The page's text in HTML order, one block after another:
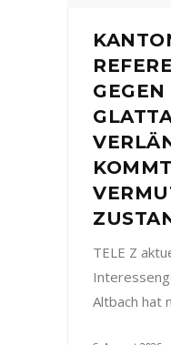
GEGEN
KOMMT
TELE Z
Altbach hat